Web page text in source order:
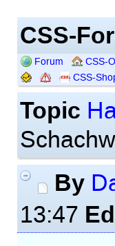
CSS-
Forum CSS-
CSS-
Topic
By
13:47